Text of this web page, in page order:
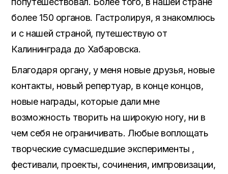
более 150 органов. Гастролируя, я знакомлюсь
и с нашей страной, путешествую от
Калининграда до Хабаровска.
Благодаря органу, у меня новые друзья, новые
контакты, новый репертуар, в конце концов,
новые награды, которые дали мне
возможность творить на широкую ногу, ни в
чем себя не ограничивать. Любые воплощать
творческие сумасшедшие эксперименты ,
фестивали, проекты, сочинения, импровизации,